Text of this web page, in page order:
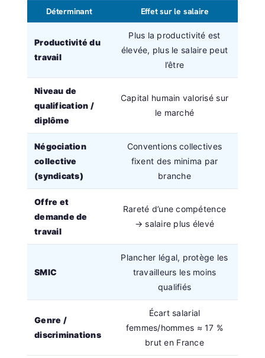
Déterminant Effet sur le salaire
Productivité du
travail
Plus la productivité est
élevée, plus le salaire peut
l’être
Niveau de
qualification /
diplôme
Capital humain valorisé sur
le marché
Négociation
collective
(syndicats)
Conventions collectives
fixent des minima par
branche
Offre et
demande de
travail
Rareté d’une compétence
→ salaire plus élevé
SMIC
Plancher légal, protège les
travailleurs les moins
qualifiés
Genre /
discriminations
Écart salarial
femmes/hommes ≈ 17 %
brut en France